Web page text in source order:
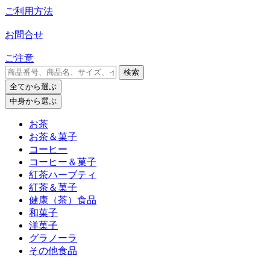
ご利用方法
お問合せ
ご注意
検索
全てから選ぶ
中身から選ぶ
お茶
お茶＆菓子
コーヒー
コーヒー＆菓子
紅茶ハーブティ
紅茶＆菓子
健康（茶）食品
和菓子
洋菓子
グラノーラ
その他食品